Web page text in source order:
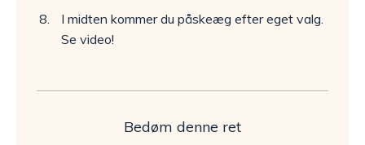
I midten kommer du påskeæg efter eget valg.
Se video!
Bedøm denne ret